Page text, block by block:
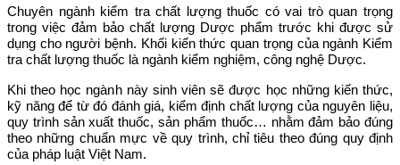
Chuyên ngành kiểm tra chất lượng thuốc có vai trò quan trọng
trong việc đảm bảo chất lượng Dược phẩm trước khi được sử
dụng cho người bệnh. Khối kiến thức quan trọng của ngành Kiểm
tra chất lượng thuốc là ngành kiểm nghiệm, công nghệ Dược.
Khi theo học ngành này sinh viên sẽ được học những kiến thức,
kỹ năng để từ đó đánh giá, kiểm định chất lượng của nguyên liệu,
quy trình sản xuất thuốc, sản phẩm thuốc… nhằm đảm bảo đúng
theo những chuẩn mực về quy trình, chỉ tiêu theo đúng quy định
của pháp luật Việt Nam.